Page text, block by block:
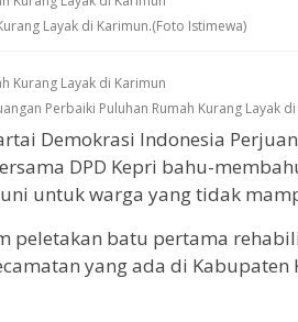
Layak di Karimun.(Foto Istimewa)
Perbaiki Puluhan Rumah Kurang Layak
Demokrasi Indonesia
DPD Kepri bahu-
untuk warga yang tidak
peletakan batu pertama
yang ada di Kabupaten